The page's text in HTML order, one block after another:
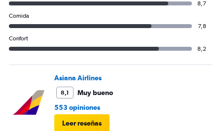
8,7
Comida
7,8
Confort
8,2
Asiana Airlines
8,1
Muy bueno
553 opiniones
Leer reseñas